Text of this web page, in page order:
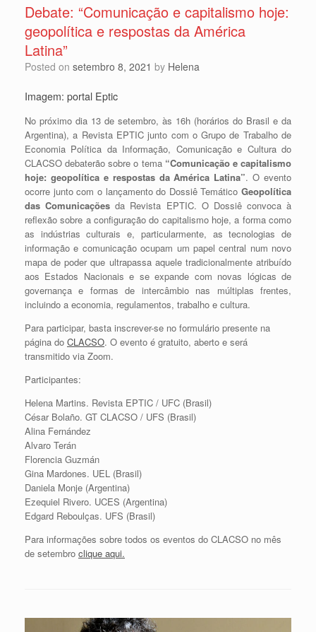
Debate: “Comunicação e capitalismo hoje:
geopolítica e respostas da América
Latina”
Posted on setembro 8, 2021 by Helena
Imagem: portal Eptic
No próximo dia 13 de setembro, às 16h (horários do Brasil e da
Argentina), a Revista EPTIC junto com o Grupo de Trabalho de
Economia Política da Informação, Comunicação e Cultura do
CLACSO debaterão sobre o tema “Comunicação e capitalismo
hoje: geopolítica e respostas da América Latina”. O evento
ocorre junto com o lançamento do Dossiê Temático Geopolítica
das Comunicações da Revista EPTIC. O Dossiê convoca à
reflexão sobre a configuração do capitalismo hoje, a forma como
as indústrias culturais e, particularmente, as tecnologias de
informação e comunicação ocupam um papel central num novo
mapa de poder que ultrapassa aquele tradicionalmente atribuído
aos Estados Nacionais e se expande com novas lógicas de
governança e formas de intercâmbio nas múltiplas frentes,
incluindo a economia, regulamentos, trabalho e cultura.
Para participar, basta inscrever-se no formulário presente na
página do CLACSO. O evento é gratuito, aberto e será
transmitido via Zoom.
Participantes:
Helena Martins. Revista EPTIC / UFC (Brasil)
César Bolaño. GT CLACSO / UFS (Brasil)
Alina Fernández
Alvaro Terán
Florencia Guzmán
Gina Mardones. UEL (Brasil)
Daniela Monje (Argentina)
Ezequiel Rivero. UCES (Argentina)
Edgard Reboulças. UFS (Brasil)
Para informações sobre todos os eventos do CLACSO no mês
de setembro clique aqui.